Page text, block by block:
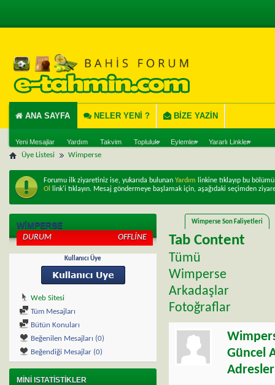
ANA SAYFA
Yeni Mesajlar Yardım Takvim Topluluk Eylemler Yararlı Linkler
NELER YENI ? BIZE YAZIN
Üye Listesi Wimperse
Forumu ilk ziyaretiniz ise, yukarıda bulunan Yardım linkine tıklayıp bu
Ol
link'i tıklayın. Mesaj göndermeye başlamak için, aşağıdaki seçimden
WIMPERSE
DURUM OFFLINE
Kullanıcı Üye
Web Sitesi
Tüm Mesajları
Bütün Konuları
Beğenilen Mesajları (0)
Beğendiği Mesajlar (0)
MINI ISTATISTIKLER
Wimperse Son Faliyetleri
Tab Content
Tümü
Wimperse
Arkadaşlar
Fotoğraflar
Güncel